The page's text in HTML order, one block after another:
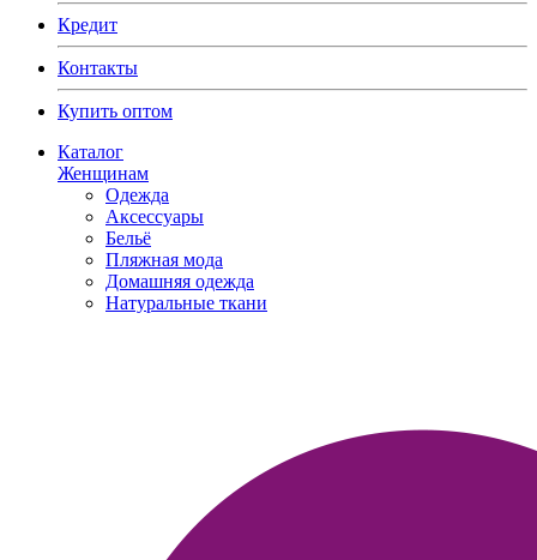
Кредит
Контакты
Купить оптом
Каталог
Женщинам
Одежда
Аксессуары
Бельё
Пляжная мода
Домашняя одежда
Натуральные ткани